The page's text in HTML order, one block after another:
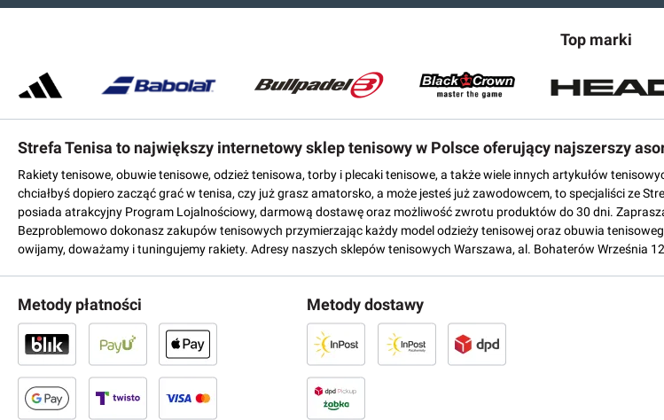
Top marki
Strefa Tenisa to największy internetowy sklep tenisowy w Polsce oferujący najszerszy
Rakiety tenisowe, obuwie tenisowe, odzież tenisowa, torby i plecaki tenisowe, a także wiele innych artykułów
chciałbyś dopiero zacząć grać w tenisa, czy już grasz amatorsko, a może jesteś już zawodowcem, to specjaliści ze
posiada atrakcyjny Program Lojalnościowy, darmową dostawę oraz możliwość zwrotu produktów do 30 dni.
Bezproblemowo dokonasz zakupów tenisowych przymierzając każdy model odzieży tenisowej oraz obuwia
owijamy, doważamy i tuningujemy rakiety. Adresy naszych sklepów tenisowych Warszawa, al. Bohaterów Września
Metody płatności Metody dostawy